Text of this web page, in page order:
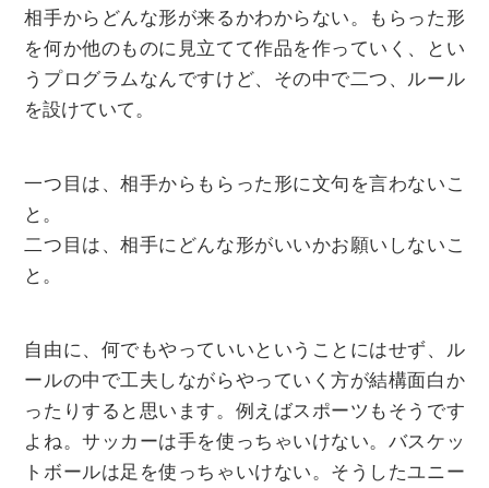
相手からどんな形が来るかわからない。もらった形
を何か他のものに見立てて作品を作っていく、とい
うプログラムなんですけど、その中で二つ、ルール
を設けていて。
一つ目は、相手からもらった形に文句を言わないこ
と。
二つ目は、相手にどんな形がいいかお願いしないこ
と。
自由に、何でもやっていいということにはせず、ル
ールの中で工夫しながらやっていく方が結構面白か
ったりすると思います。例えばスポーツもそうです
よね。サッカーは手を使っちゃいけない。バスケッ
トボールは足を使っちゃいけない。そうしたユニー